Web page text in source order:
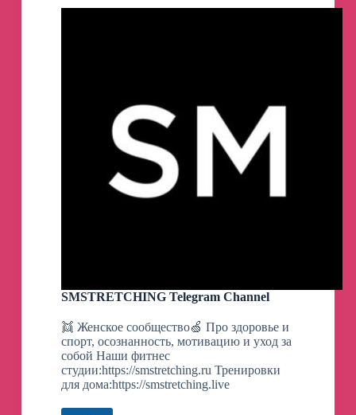
SMSTRETCHING Telegram Channel
👯 Женское сообщество🍏 Про здоровье и
спорт, осознанность, мотивацию и уход за
собой Наши фитнес
студии:https://smstretching.ru Тренировки
для дома:https://smstretching.live